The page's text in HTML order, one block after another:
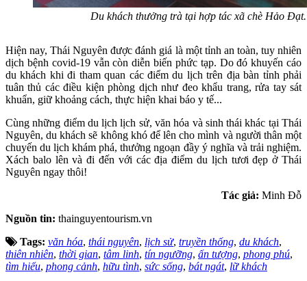
Du khách thưởng trà tại hợp tác xã chè Hảo
Hiện nay, Thái Nguyên được đánh giá là một tỉnh an toàn, tuy nhiên
dịch bệnh covid-19 vẫn còn diễn biến phức tạp. Do đó khuyến cáo
du khách khi đi tham quan các điểm du lịch trên địa bàn tỉnh phải
tuân thủ các điều kiện phòng dịch như đeo khẩu trang, rửa tay sát
khuẩn, giữ khoảng cách, thực hiện khai báo y tế...
Cùng những điểm du lịch lịch sử, văn hóa và sinh thái khác tại Thái
Nguyên, du khách sẽ không khó để lên cho mình và người thân một
chuyến du lịch khám phá, thưởng ngoạn đầy ý nghĩa và trải nghiệm.
Xách balo lên và đi đến với các địa điểm du lịch tươi đẹp ở Thái
Nguyên ngay thôi!
Tác giả: Minh Đỗ
Nguồn tin: thainguyentourism.vn
Tags: văn hóa, thái nguyên, lịch sử, truyền thống, du khách,
thiên nhiên, thời gian, tâm linh, tín ngưỡng, ấn tượng, phong phú,
tìm hiểu, phong cảnh, hữu tình, sức sống, bát ngát, lữ khách